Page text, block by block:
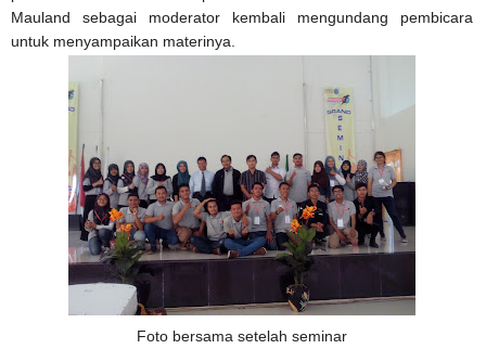
Mauland sebagai moderator kembali mengundang pembicara
untuk menyampaikan materinya.
Foto bersama setelah seminar